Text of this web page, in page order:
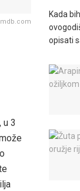
u 3
Kada
opisati